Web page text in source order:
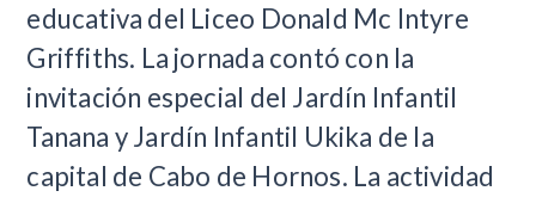
educativa del Liceo Donald Mc Intyre
Griffiths. La jornada contó con la
invitación especial del Jardín Infantil
Tanana y Jardín Infantil Ukika de la
capital de Cabo de Hornos. La actividad